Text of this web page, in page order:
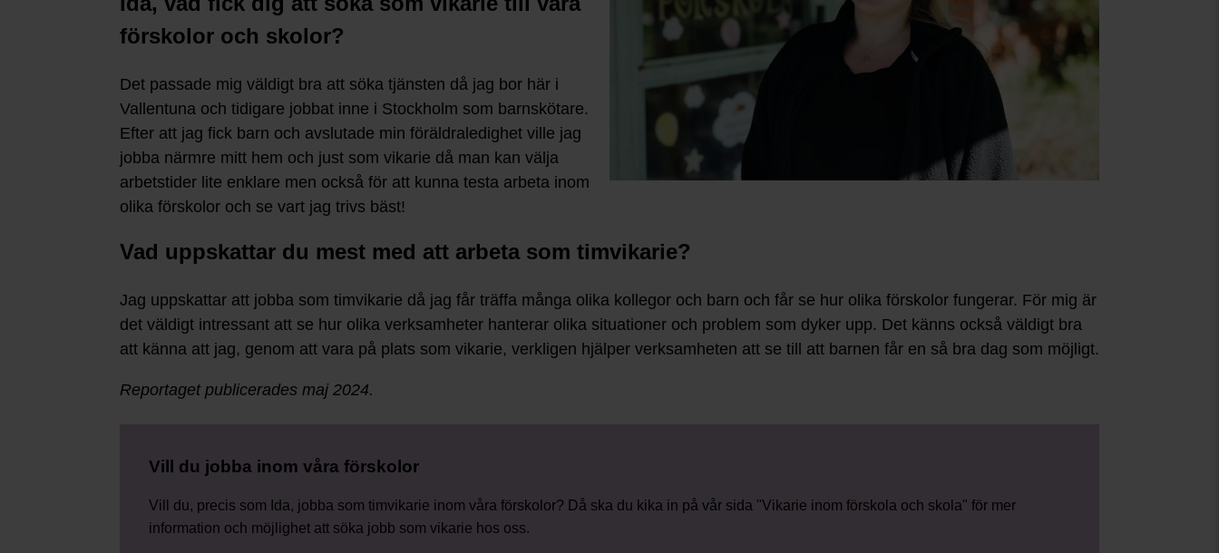
förskolor och skolor?
Det passade mig väldigt bra att söka tjänsten då jag bor här i
Vallentuna och tidigare jobbat inne i Stockholm som barnskötare.
Efter att jag fick barn och avslutade min föräldraledighet ville jag
jobba närmre mitt hem och just som vikarie då man kan välja
arbetstider lite enklare men också för att kunna testa arbeta inom
olika förskolor och se vart jag trivs bäst!
Vad uppskattar du mest med att arbeta som timvikarie?
Jag uppskattar att jobba som timvikarie då jag får träffa många olika kollegor och barn och får se hur olika förskolor fungerar. För mig är
det väldigt intressant att se hur olika verksamheter hanterar olika situationer och problem som dyker upp. Det känns också väldigt bra
att känna att jag, genom att vara på plats som vikarie, verkligen hjälper verksamheten att se till att barnen får en så bra dag som möjligt.
Reportaget publicerades maj 2024.
Vill du jobba inom våra förskolor
Vill du, precis som Ida, jobba som timvikarie inom våra förskolor? Då ska du kika in på vår sida "Vikarie inom förskola och skola" för mer
information och möjlighet att söka jobb som vikarie hos oss.